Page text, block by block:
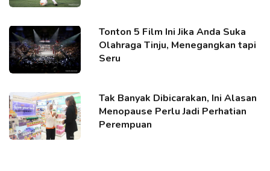
Tonton 5 Film Ini Jika Anda Suka
Olahraga Tinju, Menegangkan tapi
Seru
Tak Banyak Dibicarakan, Ini Alasan
Menopause Perlu Jadi Perhatian
Perempuan